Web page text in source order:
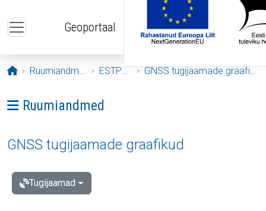
Geoportaal
Avaleht
Ruumiandmed ESTPOS GNSS tugijaamade graafikud
Ava menüü: Ruumiandmed
Ruumiandmed
GNSS tugijaamade graafikud
Tugijaamad